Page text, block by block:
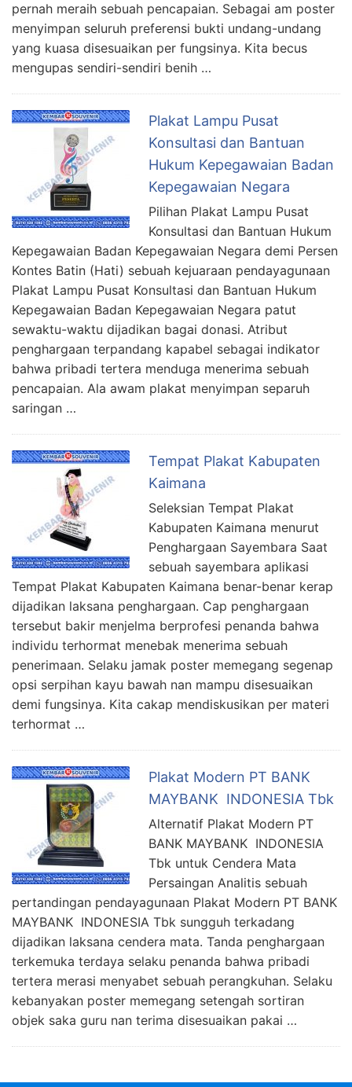
pernah meraih sebuah pencapaian. Sebagai am poster
menyimpan seluruh preferensi bukti undang-undang
yang kuasa disesuaikan per fungsinya. Kita becus
mengupas sendiri-sendiri benih …
Plakat Lampu Pusat
Konsultasi dan Bantuan
Hukum Kepegawaian Badan
Kepegawaian Negara
Pilihan Plakat Lampu Pusat
Konsultasi dan Bantuan Hukum
Kepegawaian Badan Kepegawaian Negara demi Persen
Kontes Batin (Hati) sebuah kejuaraan pendayagunaan
Plakat Lampu Pusat Konsultasi dan Bantuan Hukum
Kepegawaian Badan Kepegawaian Negara patut
sewaktu-waktu dijadikan bagai donasi. Atribut
penghargaan terpandang kapabel sebagai indikator
bahwa pribadi tertera menduga menerima sebuah
pencapaian. Ala awam plakat menyimpan separuh
saringan …
Tempat Plakat Kabupaten
Kaimana
Seleksian Tempat Plakat
Kabupaten Kaimana menurut
Penghargaan Sayembara Saat
sebuah sayembara aplikasi
Tempat Plakat Kabupaten Kaimana benar-benar kerap
dijadikan laksana penghargaan. Cap penghargaan
tersebut bakir menjelma berprofesi penanda bahwa
individu terhormat menebak menerima sebuah
penerimaan. Selaku jamak poster memegang segenap
opsi serpihan kayu bawah nan mampu disesuaikan
demi fungsinya. Kita cakap mendiskusikan per materi
terhormat …
Plakat Modern PT BANK
MAYBANK INDONESIA Tbk
Alternatif Plakat Modern PT
BANK MAYBANK INDONESIA
Tbk untuk Cendera Mata
Persaingan Analitis sebuah
pertandingan pendayagunaan Plakat Modern PT BANK
MAYBANK INDONESIA Tbk sungguh terkadang
dijadikan laksana cendera mata. Tanda penghargaan
terkemuka terdaya selaku penanda bahwa pribadi
tertera merasi menyabet sebuah perangkuhan. Selaku
kebanyakan poster memegang setengah sortiran
objek saka guru nan terima disesuaikan pakai …